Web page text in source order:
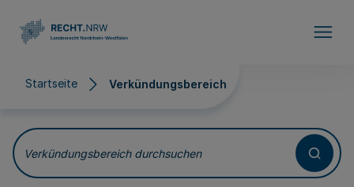
Startseite Verkündungsbereich
Verkündungsbereich
Verkündungsbereich durchsuchen